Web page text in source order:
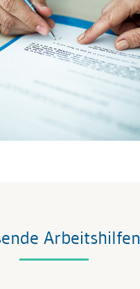
Arbeitshilfen